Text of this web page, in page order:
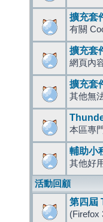
擴充套
有關
擴充套
網頁內
擴充套
其他無
本區專
輔助小
其他好
活動回顧
第四屆
(Firefox